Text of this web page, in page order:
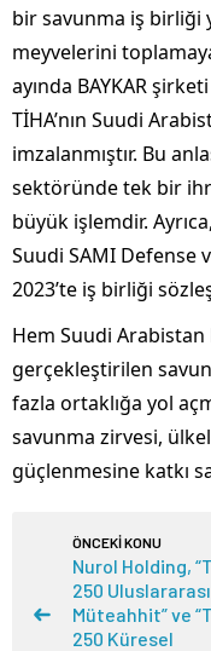
bir savunma iş birliği
meyvelerini
ayında BAYKAR
TİHA’nın Suudi
imzalanmıştır. Bu
sektöründe tek bir
büyük işlemdir.
Suudi SAMI Defense
2023’te iş birliği
Hem Suudi
gerçekleştirilen
fazla ortaklığa yol
savunma zirvesi,
güçlenmesine katkı
ÖNCEKİ KONU
Nurol Holding,
250 Uluslararası
Müteahhit” ve
250 Küresel